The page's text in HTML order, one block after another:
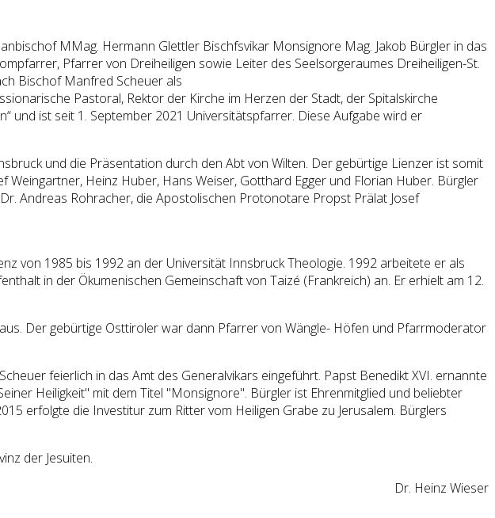
MMag. Hermann Glettler Bischfsvikar Monsignore Mag. Jakob Bürgler in das
Pfarrer von Dreiheiligen sowie Leiter des Seelsorgeraumes Dreiheiligen-St.
Bischof Manfred Scheuer als
Pastoral, Rektor der Kirche im Herzen der Stadt, der Spitalskirche
und ist seit 1. September 2021 Universitätspfarrer. Diese Aufgabe wird er
und die Präsentation durch den Abt von Wilten. Der gebürtige Lienzer ist somit
Weingartner, Heinz Huber, Hans Weiser, Gotthard Egger und Florian Huber. Bürgler
Andreas Rohracher, die Apostolischen Protonotare Propst Prälat Josef
von 1985 bis 1992 an der Universität Innsbruck Theologie. 1992 arbeitete er als
in der Ökumenischen Gemeinschaft von Taizé (Frankreich) an. Er erhielt am 12.
Der gebürtige Osttiroler war dann Pfarrer von Wängle- Höfen und Pfarrmoderator
feierlich in das Amt des Generalvikars eingeführt. Papst Benedikt XVI. ernannte
Heiligkeit" mit dem Titel "Monsignore". Bürgler ist Ehrenmitglied und beliebter
erfolgte die Investitur zum Ritter vom Heiligen Grabe zu Jerusalem. Bürglers
der Jesuiten.
Dr. Heinz Wieser